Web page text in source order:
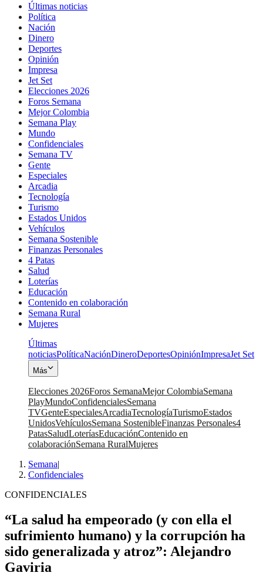
Últimas noticias
Política
Nación
Dinero
Deportes
Opinión
Impresa
Jet Set
Elecciones 2026
Foros Semana
Mejor Colombia
Semana Play
Mundo
Confidenciales
Semana TV
Gente
Especiales
Arcadia
Tecnología
Turismo
Estados Unidos
Vehículos
Semana Sostenible
Finanzas Personales
4 Patas
Salud
Loterías
Educación
Contenido en colaboración
Semana Rural
Mujeres
Últimas
noticiasPolíticaNaciónDineroDeportesOpiniónImpresaJet Set
Más
Elecciones 2026Foros SemanaMejor ColombiaSemana
PlayMundoConfidencialesSemana
TVGenteEspecialesArcadiaTecnologíaTurismoEstados
UnidosVehículosSemana SostenibleFinanzas Personales4
PatasSaludLoteríasEducaciónContenido en
colaboraciónSemana RuralMujeres
Semana|
Confidenciales
CONFIDENCIALES
“La salud ha empeorado (y con ella el
sufrimiento humano) y la corrupción ha
sido generalizada y atroz”: Alejandro
Gaviria